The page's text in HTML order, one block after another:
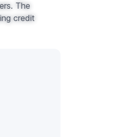
The
credit